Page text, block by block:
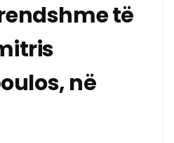
të
në